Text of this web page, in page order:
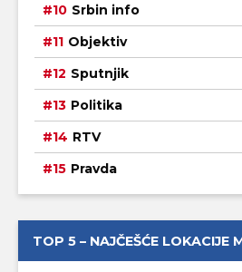
Srbin info
Objektiv
Sputnjik
Politika
RTV
Pravda
TOP 5 – NAJČEŠĆE LOKACIJE